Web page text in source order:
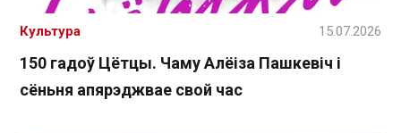
150 гадоў Цётцы. Чаму Алёіза Пашкевіч і
сёньня апярэджвае свой час
Культура 15.07.2026